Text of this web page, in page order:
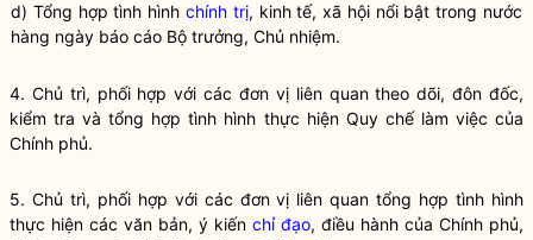
d) Tổng hợp tình hình chính trị, kinh tế, xã hội nổi bật trong nước
hàng ngày báo cáo Bộ trưởng, Chủ nhiệm.
4. Chủ trì, phối hợp với các đơn vị liên quan theo dõi, đôn đốc,
kiểm tra và tổng hợp tình hình thực hiện Quy chếlàm việc của
Chính phủ.
5. Chủ trì, phối hợp với các đơn vị liên quan tổng hợp tình hình
thực hiện các văn bản, ý kiến chỉ đạo, điều hành của Chính phủ,